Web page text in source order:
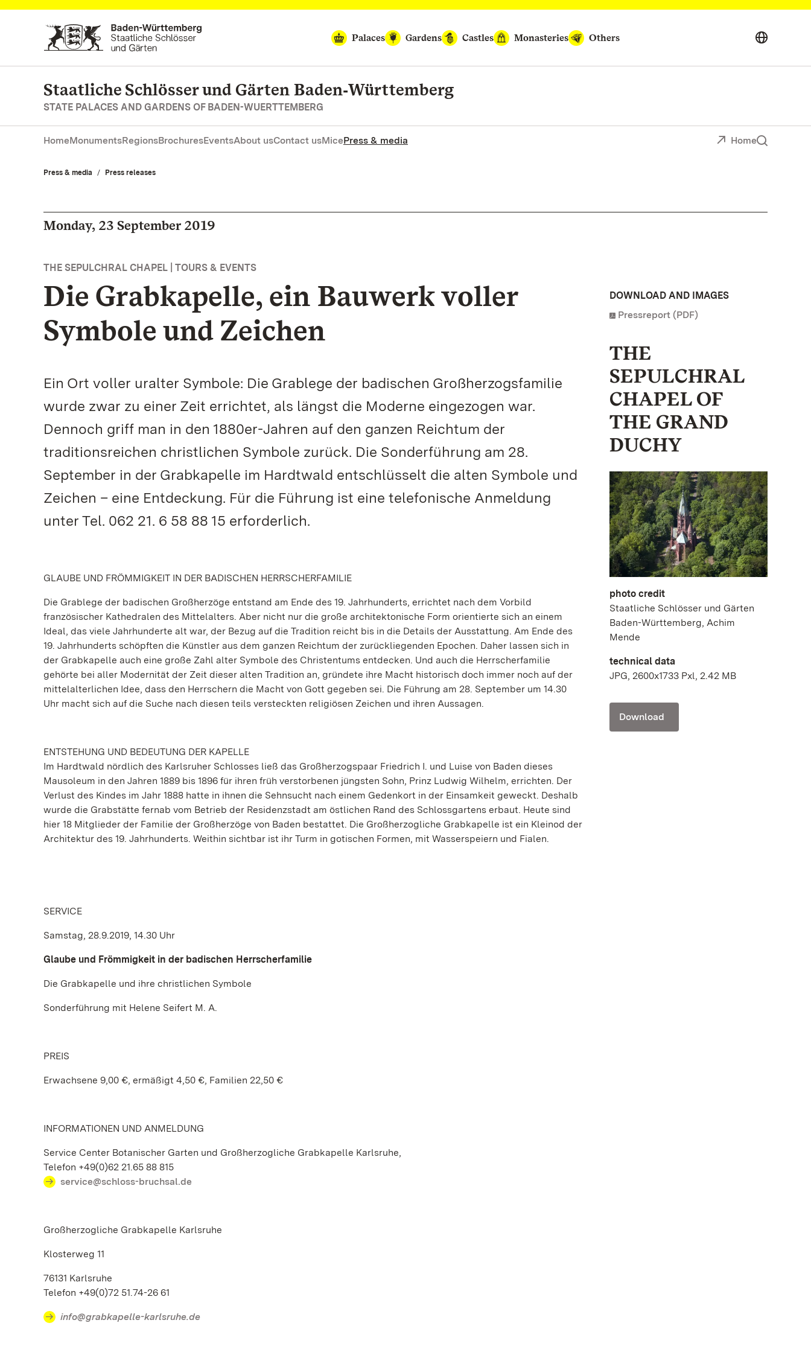
Navigate to main page
Palaces
Gardens Castles Monasteries Others
Staatliche Schlösser und Gärten Baden‑Württemberg
STATE PALACES AND GARDENS OF BADEN-WUERTTEMBERG
HomeMonumentsRegionsBrochuresEventsAbout usContact usMicePress & media Home
Press & media Press releases
Monday, 23 September 2019
THE SEPULCHRAL CHAPEL | TOURS & EVENTS
Die Grabkapelle, ein Bauwerk voller
Symbole und Zeichen
Ein Ort voller uralter Symbole: Die Grablege der badischen Großherzogsfamilie
wurde zwar zu einer Zeit errichtet, als längst die Moderne eingezogen war.
Dennoch griff man in den 1880er-Jahren auf den ganzen Reichtum der
traditionsreichen christlichen Symbole zurück. Die Sonderführung am 28.
September in der Grabkapelle im Hardtwald entschlüsselt die alten Symbole und
Zeichen – eine Entdeckung. Für die Führung ist eine telefonische Anmeldung
unter Tel. 062 21. 6 58 88 15 erforderlich.
GLAUBE UND FRÖMMIGKEIT IN DER BADISCHEN HERRSCHERFAMILIE
Die Grablege der badischen Großherzöge entstand am Ende des 19. Jahrhunderts, errichtet nach dem Vorbild
französischer Kathedralen des Mittelalters. Aber nicht nur die große architektonische Form orientierte sich an einem
Ideal, das viele Jahrhunderte alt war, der Bezug auf die Tradition reicht bis in die Details der Ausstattung. Am Ende des
19. Jahrhunderts schöpften die Künstler aus dem ganzen Reichtum der zurückliegenden Epochen. Daher lassen sich in
der Grabkapelle auch eine große Zahl alter Symbole des Christentums entdecken. Und auch die Herrscherfamilie
gehörte bei aller Modernität der Zeit dieser alten Tradition an, gründete ihre Macht historisch doch immer noch auf der
mittelalterlichen Idee, dass den Herrschern die Macht von Gott gegeben sei. Die Führung am 28. September um 14.30
Uhr macht sich auf die Suche nach diesen teils versteckten religiösen Zeichen und ihren Aussagen.
ENTSTEHUNG UND BEDEUTUNG DER KAPELLE
Im Hardtwald nördlich des Karlsruher Schlosses ließ das Großherzogspaar Friedrich I. und Luise von Baden dieses
Mausoleum in den Jahren 1889 bis 1896 für ihren früh verstorbenen jüngsten Sohn, Prinz Ludwig Wilhelm, errichten. Der
Verlust des Kindes im Jahr 1888 hatte in ihnen die Sehnsucht nach einem Gedenkort in der Einsamkeit geweckt. Deshalb
wurde die Grabstätte fernab vom Betrieb der Residenzstadt am östlichen Rand des Schlossgartens erbaut. Heute sind
hier 18 Mitglieder der Familie der Großherzöge von Baden bestattet. Die Großherzogliche Grabkapelle ist ein Kleinod der
Architektur des 19. Jahrhunderts. Weithin sichtbar ist ihr Turm in gotischen Formen, mit Wasserspeiern und Fialen.
SERVICE
Samstag, 28.9.2019, 14.30 Uhr
Glaube und Frömmigkeit in der badischen Herrscherfamilie
Die Grabkapelle und ihre christlichen Symbole
Sonderführung mit Helene Seifert M. A.
PREIS
Erwachsene 9,00 €, ermäßigt 4,50 €, Familien 22,50 €
INFORMATIONEN UND ANMELDUNG
Service Center Botanischer Garten und Großherzogliche Grabkapelle Karlsruhe,
Telefon +49(0)62 21.65 88 815
service@schloss-bruchsal.de
Großherzogliche Grabkapelle Karlsruhe
Klosterweg 11
76131 Karlsruhe
Telefon +49(0)72 51.74-26 61
info@grabkapelle-karlsruhe.de
DOWNLOAD AND IMAGES
Pressreport (PDF)
THE
SEPULCHRAL
CHAPEL OF
THE GRAND
DUCHY
photo credit
Staatliche Schlösser und Gärten
Baden-Württemberg, Achim
Mende
technical data
JPG, 2600x1733 Pxl, 2.42 MB
Download